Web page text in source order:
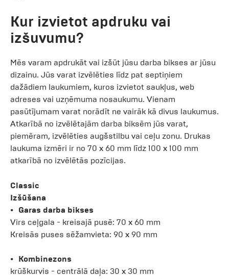
Kur izvietot apdruku vai
izšuvumu?
Mēs varam apdrukāt vai izšūt jūsu darba bikses ar jūsu
dizainu. Jūs varat izvēlēties līdz pat septiņiem
dažādiem laukumiem, kuros izvietot saukļus, web
adreses vai uzņēmuma nosaukumu. Vienam
pasūtījumam varat norādīt ne vairāk kā divus laukumus.
Atkarībā no izvēlētajām darba biksēm jūs varat,
piemēram, izvēlēties augšstilbu vai ceļu zonu. Drukas
laukuma izmēri ir no 70 x 60 mm līdz 100 x 100 mm
atkarībā no izvēlētās pozīcijas.
Classic
Izšūšana
Garas darba bikses
Virs ceļgala - kreisajā pusē: 70 x 60 mm
Kreisās puses sēžamvieta: 90 x 90 mm
Kombinezons
krūškurvis - centrālā daļa: 30 x 30 mm